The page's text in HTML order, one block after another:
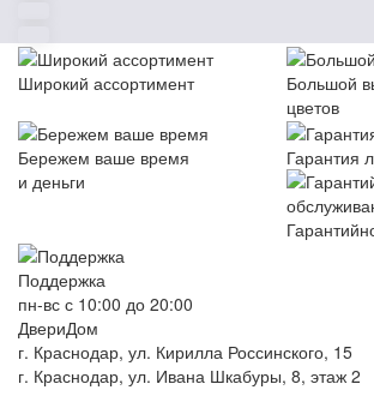
Широкий ассортимент
Большой
цветов
Бережем ваше время
и деньги
Гарантия
Поддержка
пн-вс с 10:00 до 20:00
ДвериДом
г. Краснодар, ул. Кирилла Россинского, 15
г. Краснодар, ул. Ивана Шкабуры, 8, этаж 2